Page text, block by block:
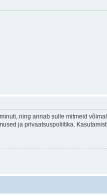
ning annab sulle mitmeid
ja privaatsuspoliitika.